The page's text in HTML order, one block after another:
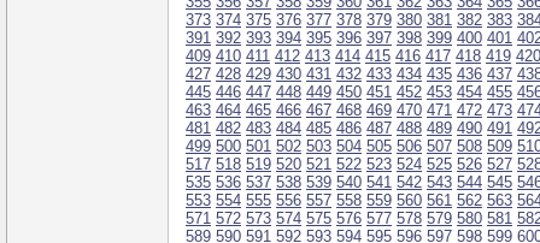
373 374 375 376 377 378 379 380 381 382 383
391 392 393 394 395 396 397 398 399 400 401
409 410 411 412 413 414 415 416 417 418 419 420
427 428 429 430 431 432 433 434 435 436 437
445 446 447 448 449 450 451 452 453 454 455
463 464 465 466 467 468 469 470 471 472 473
481 482 483 484 485 486 487 488 489 490 491
499 500 501 502 503 504 505 506 507 508 509
517 518 519 520 521 522 523 524 525 526 527
535 536 537 538 539 540 541 542 543 544 545
553 554 555 556 557 558 559 560 561 562 563
571 572 573 574 575 576 577 578 579 580 581
589 590 591 592 593 594 595 596 597 598 599